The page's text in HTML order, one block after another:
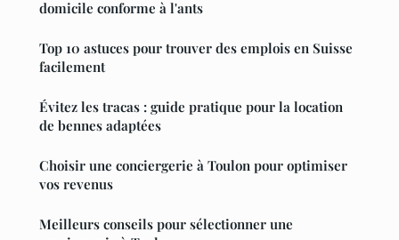
domicile conforme à l'ants
Top 10 astuces pour trouver des emplois en Suisse
facilement
Évitez les tracas : guide pratique pour la location
de bennes adaptées
Choisir une conciergerie à Toulon pour optimiser
vos revenus
Meilleurs conseils pour sélectionner une